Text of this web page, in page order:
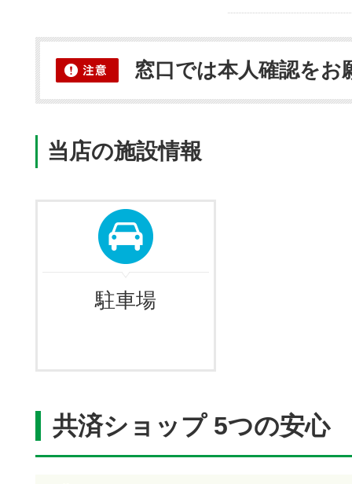
窓口では本人確認をお
当店の施設情報
駐車場
共済ショップ 5つの安心